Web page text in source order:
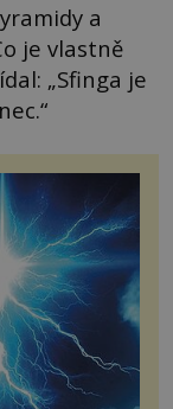
a
je vlastně
„Sfinga je